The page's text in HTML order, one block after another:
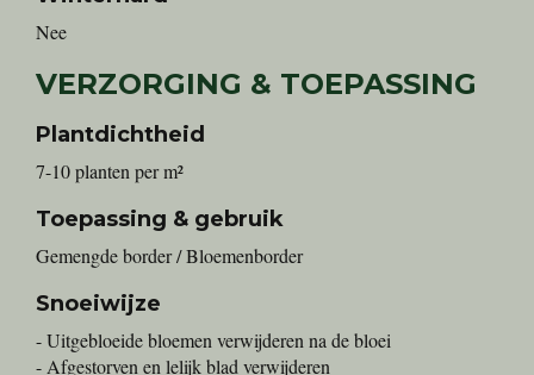
Nee
VERZORGING & TOEPASSING
Plantdichtheid
7-10 planten per m²
Toepassing & gebruik
Gemengde border / Bloemenborder
Snoeiwijze
- Uitgebloeide bloemen verwijderen na de bloei
- Afgestorven en lelijk blad verwijderen